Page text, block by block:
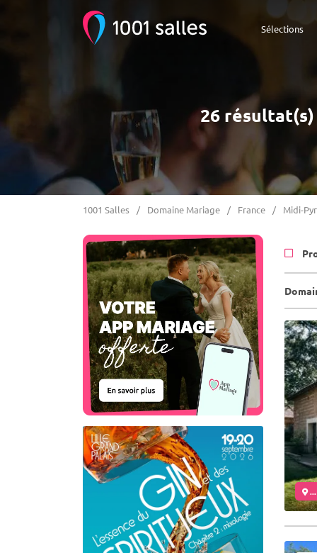
Sélections
26
1001 Salles Domaine Mariage France Midi-
...